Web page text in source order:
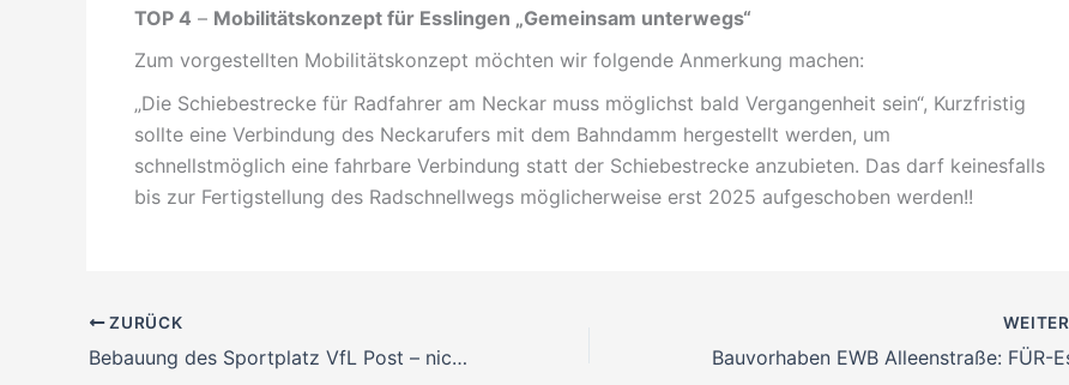
TOP 4 – Mobilitätskonzept für Esslingen „Gemeinsam unterwegs“
Zum vorgestellten Mobilitätskonzept möchten wir folgende Anmerkung machen:
„Die Schiebestrecke für Radfahrer am Neckar muss möglichst bald Vergangenheit sein“, Kurzfristig
sollte eine Verbindung des Neckarufers mit dem Bahndamm hergestellt werden, um
schnellstmöglich eine fahrbare Verbindung statt der Schiebestrecke anzubieten. Das darf keinesfalls
bis zur Fertigstellung des Radschnellwegs möglicherweise erst 2025 aufgeschoben werden!!
ZURÜCK
Bebauung des Sportplatz VfL Post – nicht mit uns !
WEITER